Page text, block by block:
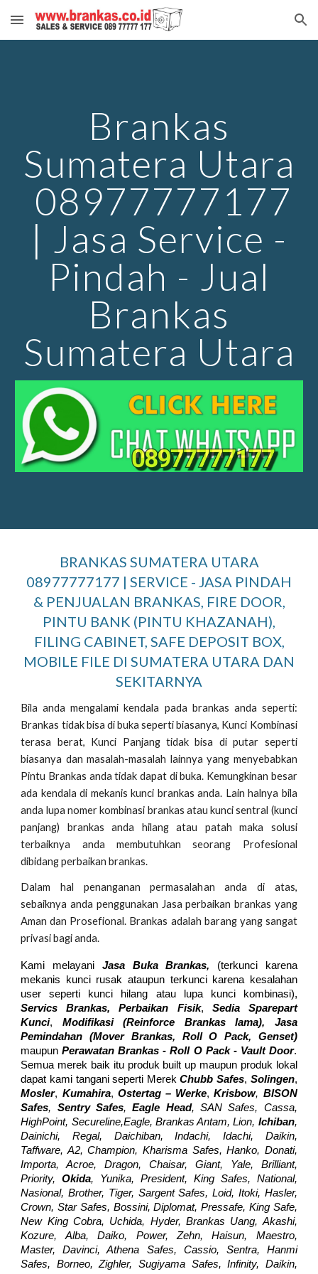
Skip to main content Skip to navigation
Brankas
Sumatera Utara
08977777177
| Jasa Service -
Pindah - Jual
Brankas
Sumatera Utara
BRANKAS SUMATERA UTARA
08977777177 | SERVICE - JASA PINDAH
& PENJUALAN BRANKAS, FIRE DOOR,
PINTU BANK (PINTU KHAZANAH),
FILING CABINET, SAFE DEPOSIT BOX,
MOBILE FILE DI SUMATERA UTARA DAN
SEKITARNYA
Bila anda mengalami kendala pada brankas anda seperti:
Brankas tidak bisa di buka seperti biasanya, Kunci Kombinasi
terasa berat, Kunci Panjang tidak bisa di putar seperti
biasanya dan masalah-masalah lainnya yang menyebabkan
Pintu Brankas anda tidak dapat di buka. Kemungkinan besar
ada kendala di mekanis kunci brankas anda. Lain halnya bila
anda lupa nomer kombinasi brankas atau kunci sentral (kunci
panjang) brankas anda hilang atau patah maka solusi
terbaiknya anda membutuhkan seorang Profesional
dibidang perbaikan brankas.
Dalam hal penanganan permasalahan anda di atas,
sebaiknya anda penggunakan Jasa perbaikan brankas yang
Aman dan Prosefional. Brankas adalah barang yang sangat
privasi bagi anda.
Kami melayani Jasa Buka Brankas, (terkunci karena
mekanis kunci rusak ataupun terkunci karena kesalahan
user seperti kunci hilang atau lupa kunci kombinasi),
Servics Brankas, Perbaikan Fisik, Sedia Sparepart
Kunci, Modifikasi (Reinforce Brankas lama), Jasa
Pemindahan (Mover
Brankas, Roll O Pack, Genset)
maupunPerawatan Brankas - Roll O Pack - Vault Door.
Semua merek baik itu produk built up maupun produk lokal
dapat kami tangani seperti MerekChubb Safes, Solingen,
Mosler, Kumahira, Ostertag – Werke,Krisbow, BISON
Safes, Sentry Safes,Eagle Head, SAN Safes, Cassa,
HighPoint, Secureline,Eagle, Brankas Antam, Lion, Ichiban,
Dainichi, Regal, Daichiban, Indachi, Idachi, Daikin,
Taffware, A2, Champion, Kharisma Safes, Hanko, Donati,
Importa, Acroe, Dragon, Chaisar, Giant, Yale, Brilliant,
Priority,Okida, Yunika, President, King Safes, National,
Nasional, Brother, Tiger, Sargent Safes, Loid, Itoki, Hasler,
Crown, Star Safes, Bossini, Diplomat, Pressafe, King Safe,
New King Cobra, Uchida, Hyder, Brankas Uang, Akashi,
Kozure, Alba, Daiko, Power, Zehn, Haisun, Maestro,
Master, Davinci, Athena Safes, Cassio, Sentra, Hanmi
Safes, Borneo, Zighler, Sugiyama Safes, Infinity, Daikin,